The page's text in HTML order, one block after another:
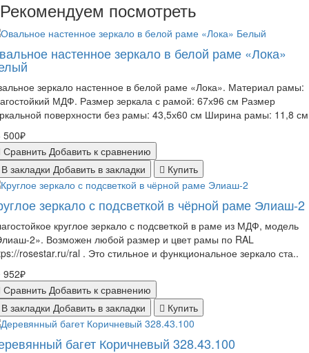
Рекомендуем посмотреть
настенное зеркало в белой раме «Лока»
зеркало настенное в белой раме «Лока». Материал рамы:
МДФ. Размер зеркала с рамой: 67х96 см Размер
поверхности без рамы: 43,5х60 см Ширина рамы: 11,8
500₽
Сравнить Добавить к сравнению
закладки Добавить в закладки Купить
зеркало с подсветкой в чёрной раме Элиаш-2
круглое зеркало с подсветкой в раме из МДФ, модель
2». Возможен любой размер и цвет рамы по RAL
rosestar.ru/ral . Это стильное и функциональное зеркало ста..
952₽
Сравнить Добавить к сравнению
закладки Добавить в закладки Купить
багет Коричневый 328.43.100